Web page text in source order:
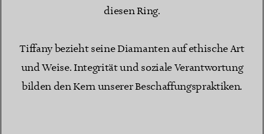
diesen Ring.
Tiffany bezieht seine Diamanten auf ethische Art
und Weise. Integrität und soziale Verantwortung
bilden den Kern unserer Beschaffungspraktiken.